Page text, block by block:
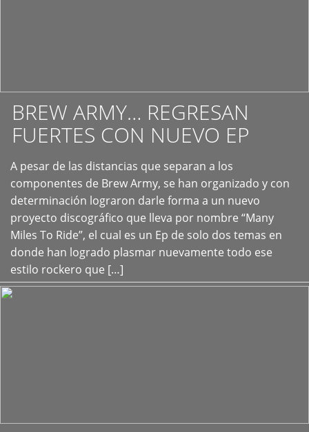
BREW ARMY… REGRESAN
FUERTES CON NUEVO EP
A pesar de las distancias que separan a los
componentes de Brew Army, se han organizado y con
determinación lograron darle forma a un nuevo
proyecto discográfico que lleva por nombre “Many
Miles To Ride”, el cual es un Ep de solo dos temas en
donde han logrado plasmar nuevamente todo ese
estilo rockero que […]
+